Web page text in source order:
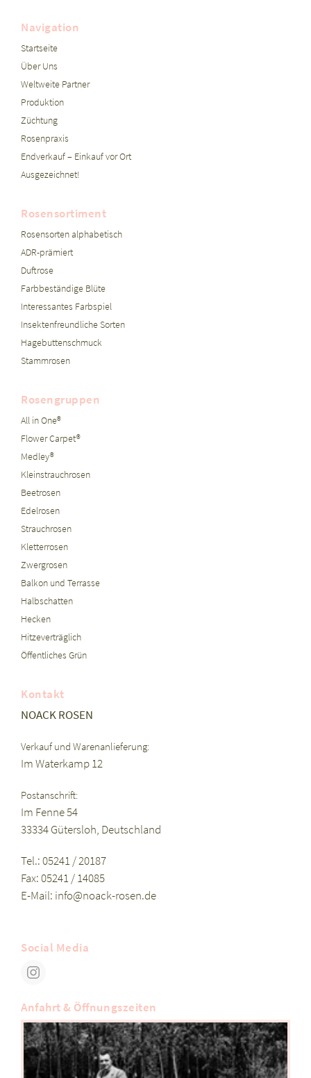
Navigation
Startseite
Über Uns
Weltweite Partner
Produktion
Züchtung
Rosenpraxis
Endverkauf – Einkauf vor Ort
Ausgezeichnet!
Rosensortiment
Rosensorten alphabetisch
ADR-prämiert
Duftrose
Farbbeständige Blüte
Interessantes Farbspiel
Insektenfreundliche Sorten
Hagebuttenschmuck
Stammrosen
Rosengruppen
All in One®
Flower Carpet®
Medley®
Kleinstrauchrosen
Beetrosen
Edelrosen
Strauchrosen
Kletterrosen
Zwergrosen
Balkon und Terrasse
Halbschatten
Hecken
Hitzeverträglich
Öffentliches Grün
Kontakt
NOACK ROSEN
Verkauf und Warenanlieferung:
Im Waterkamp 12
Postanschrift:
Im Fenne 54
33334 Gütersloh, Deutschland
Tel.: 05241 / 20187
Fax: 05241 / 14085
E-Mail: info@noack-rosen.de
Social Media
Anfahrt & Öffnungszeiten